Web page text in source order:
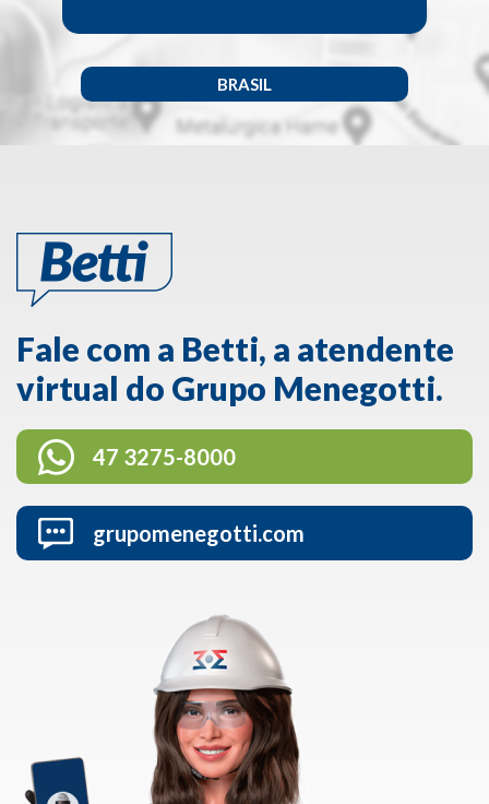
BRASIL
Fale com a Betti, a atendente
virtual do Grupo Menegotti.
47 3275-8000
grupomenegotti.com